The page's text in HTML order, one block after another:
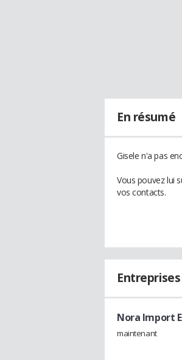
En résumé
Gisele n'a pas
Vous pouvez lui
vos contacts.
Entreprises
Nora Import
maintenant